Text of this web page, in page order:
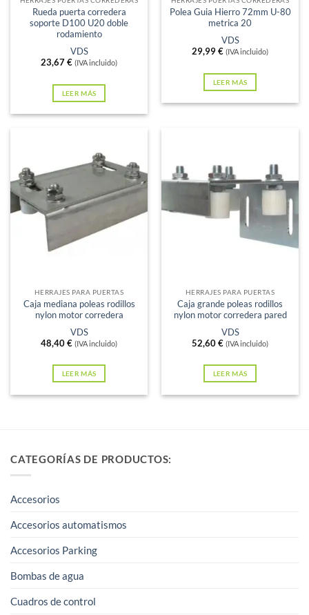
Rueda puerta corredera
soporte D100 U20 doble
rodamiento
VDS
23,67€ (IVA incluido)
LEER MÁS
Polea Guia Hierro 72mm U-80
metrica 20
VDS
29,99€ (IVA incluido)
LEER MÁS
HERRAJES PARA PUERTAS
Caja mediana poleas rodillos
nylon motor corredera
VDS
48,40€ (IVA incluido)
LEER MÁS
HERRAJES PARA PUERTAS
Caja grande poleas rodillos
nylon motor corredera pared
VDS
52,60€ (IVA incluido)
LEER MÁS
CATEGORÍAS DE PRODUCTOS:
Accesorios
Accesorios automatismos
Accesorios Parking
Bombas de agua
Cuadros de control